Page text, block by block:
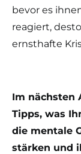
bevor es
reagiert,
ernsthafte
Im nächsten
Tipps, was
die mentale
stärken und